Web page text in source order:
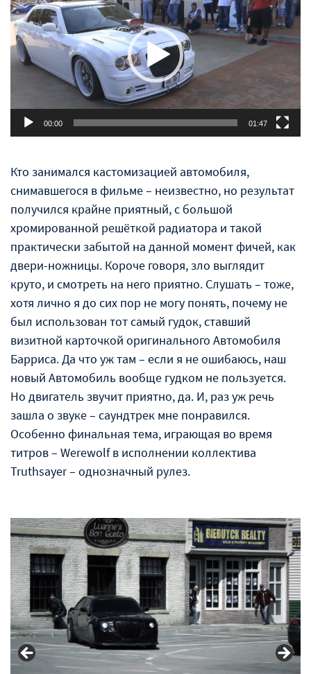
00:00 01:47
Кто занимался кастомизацией автомобиля,
снимавшегося в фильме – неизвестно, но результат
получился крайне приятный, с большой
хромированной решёткой радиатора и такой
практически забытой на данной момент фичей, как
двери-ножницы. Короче говоря, зло выглядит
круто, и смотреть на него приятно. Слушать – тоже,
хотя лично я до сих пор не могу понять, почему не
был использован тот самый гудок, ставший
визитной карточкой оригинального Автомобиля
Барриса. Да что уж там – если я не ошибаюсь, наш
новый Автомобиль вообще гудком не пользуется.
Но двигатель звучит приятно, да. И, раз уж речь
зашла о звуке – саундтрек мне понравился.
Особенно финальная тема, играющая во время
титров – Werewolf в исполнении коллектива
Truthsayer – однозначный рулез.